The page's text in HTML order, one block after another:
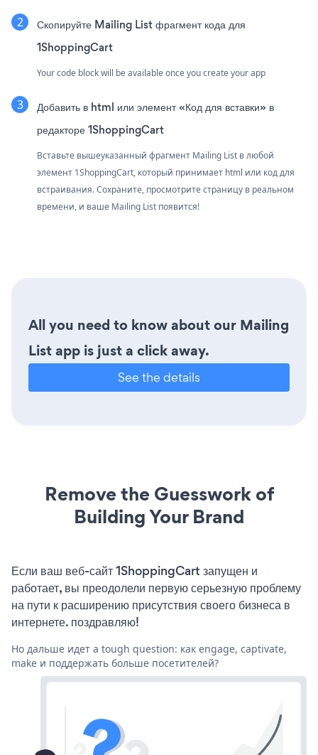
Скопируйте Mailing List фрагмент кода для
1ShoppingCart
Your code block will be available once you create your app
Добавить в html или элемент «Код для вставки» в
редакторе 1ShoppingCart
Вставьте вышеуказанный фрагмент Mailing List в любой
элемент 1ShoppingCart, который принимает html или код для
встраивания. Сохраните, просмотрите страницу в реальном
времени, и ваше Mailing List появится!
All you need to know about our Mailing
List app is just a click away.
See the details
Remove the Guesswork of
Building Your Brand
Если ваш веб-сайт 1ShoppingCart запущен и
работает, вы преодолели первую серьезную проблему
на пути к расширению присутствия своего бизнеса в
интернете. поздравляю!
Но дальше идет a tough question: как engage, captivate,
make и поддержать больше посетителей?